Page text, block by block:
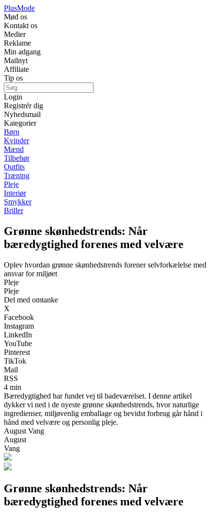
PlusMode
Mød os
Kontakt os
Medier
Reklame
Min adgang
Mailnyt
Affiliate
Tip os
Login
Registrér dig
Nyhedsmail
Kategorier
Børn
Kvinder
Mænd
Tilbehør
Outfits
Træning
Pleje
Interiør
Smykker
Briller
Grønne skønhedstrends: Når
bæredygtighed forenes med velvære
Oplev hvordan grønne skønhedstrends forener selvforkælelse med
ansvar for miljøet
Pleje
Pleje
Del med omtanke
X
Facebook
Instagram
LinkedIn
YouTube
Pinterest
TikTok
Mail
RSS
4 min
Bæredygtighed har fundet vej til badeværelset. I denne artikel
dykker vi ned i de nyeste grønne skønhedstrends, hvor naturlige
ingredienser, miljøvenlig emballage og bevidst forbrug går hånd i
hånd med velvære og personlig pleje.
August Vang
August
Vang
Grønne skønhedstrends: Når
bæredygtighed forenes med velvære